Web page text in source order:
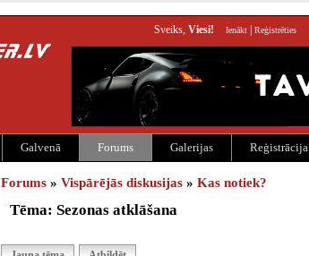
Sveiks, Viesi! Ienākt Reģistrēties
Galvenā Forums Galerijas Reģistrācija
Forums » Vispārējās diskusijas » Kas notiek?
Tēma: Sezonas atklāšana